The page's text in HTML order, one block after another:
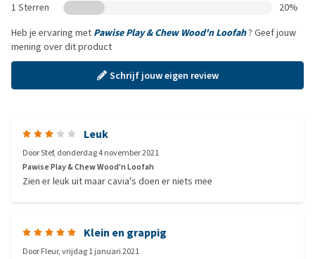
1 Sterren
20%
Heb je ervaring met Pawise Play & Chew Wood'n Loofah? Geef jouw
mening over dit product
Schrijf jouw eigen review
Leuk
DoorStef, donderdag 4 november 2021
Pawise Play & Chew Wood'n Loofah
Zien er leuk uit maar cavia's doen er niets mee
Klein en grappig
DoorFleur,vrijdag 1 januari 2021